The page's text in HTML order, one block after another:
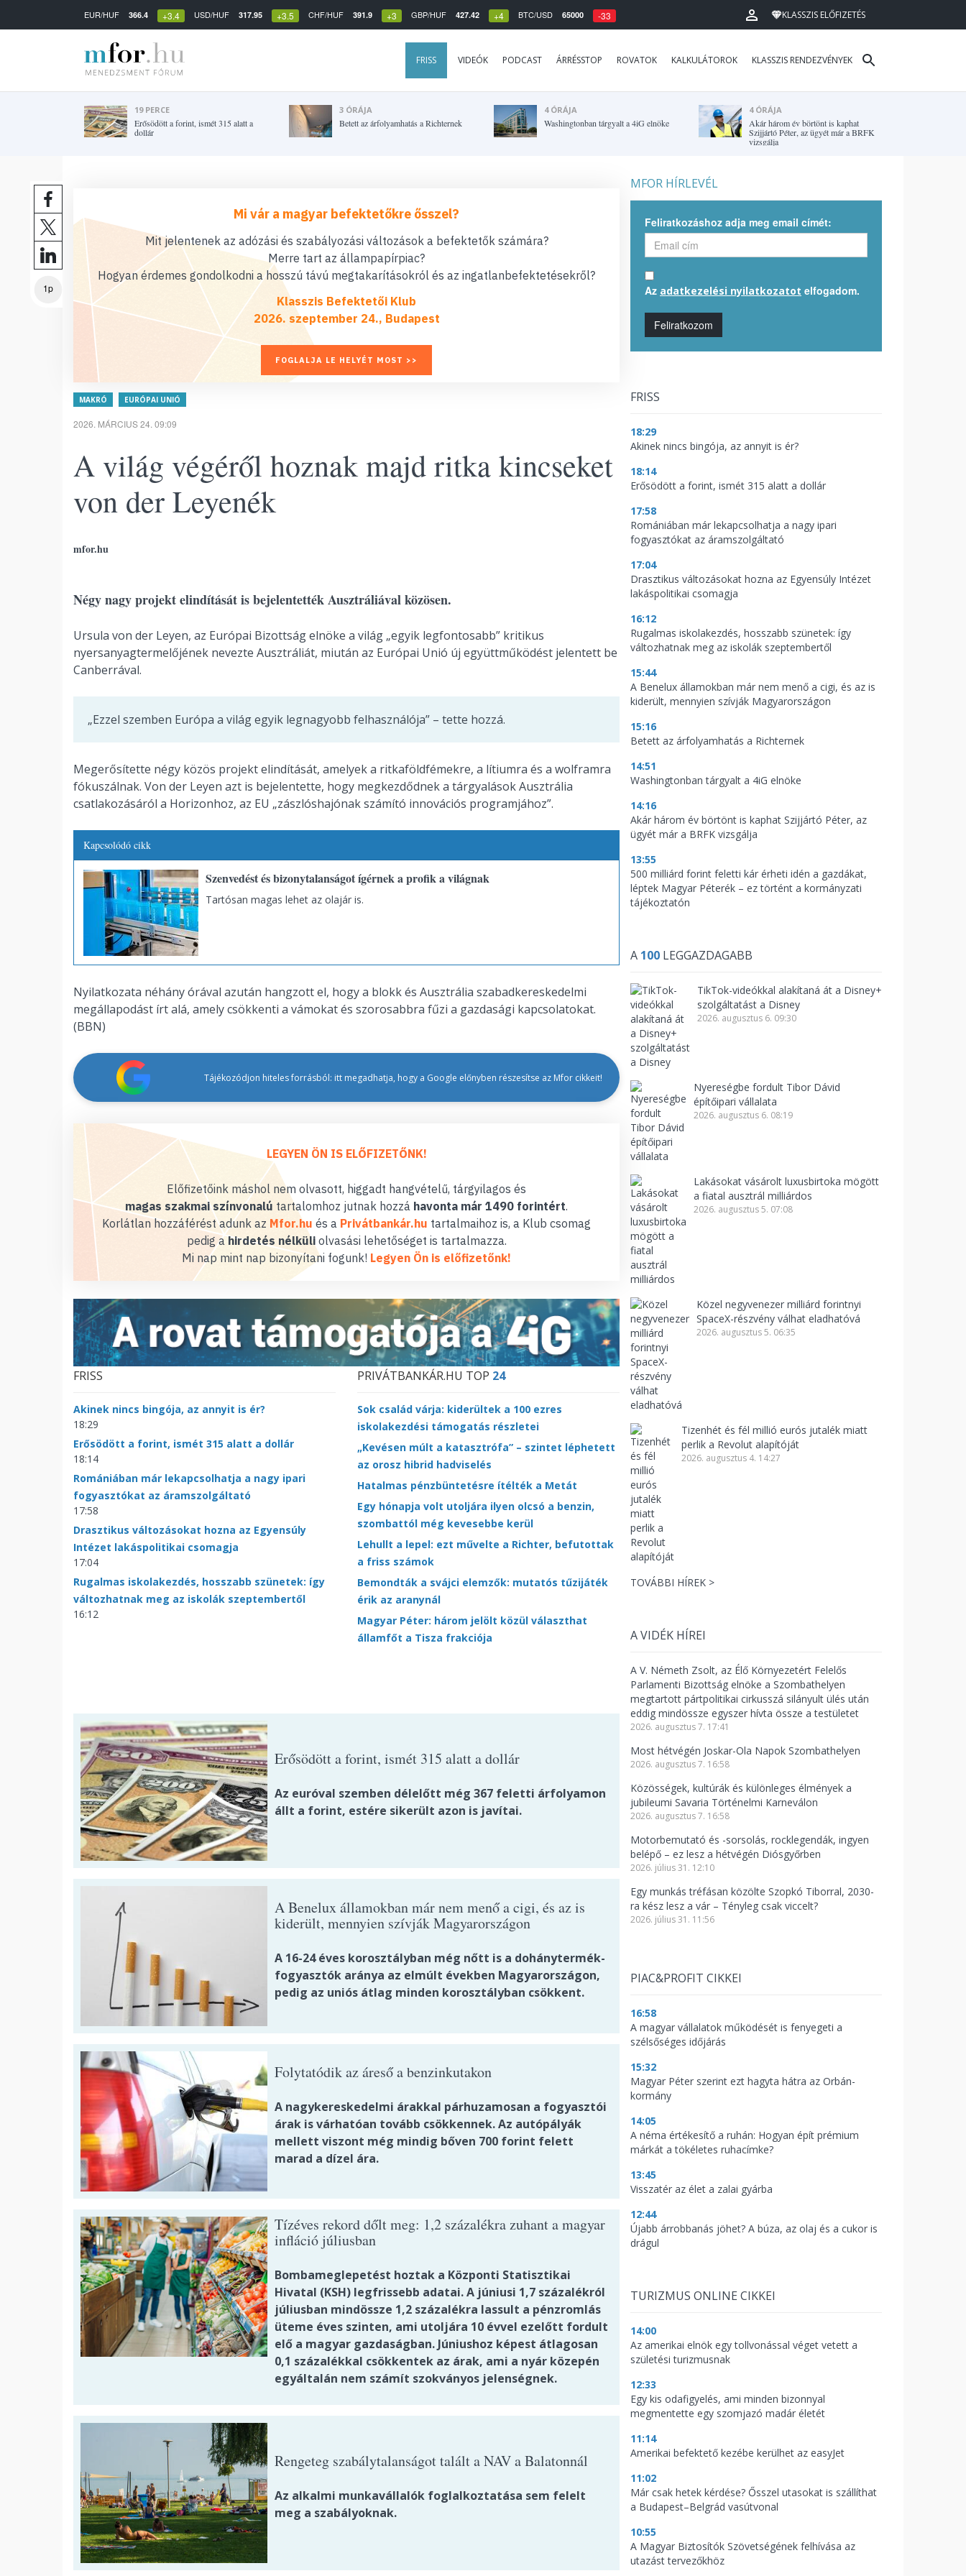
EUR/HUF 366.4 +3.4 USD/HUF 317.95 +3.5 CHF/HUF 391.9 +3 GBP/HUF 427.42 +4 BTC/USD 65000 -33 KLASSZIS ELŐFIZETÉS
FRISS VIDEÓK PODCAST ÁRRÉSSTOP ROVATOK KALKULÁTOROK KLASSZIS RENDEZVÉNYEK
19 PERCE
Erősödött a forint, ismét 315 alatt a
dollár
3 ÓRÁJA
Betett az árfolyamhatás a Richternek
4 ÓRÁJA
Washingtonban tárgyalt a 4iG elnöke
4 ÓRÁJA
Akár három év börtönt is kaphat
Szijjártó Péter, az ügyét már a BRFK
vizsgálja
1p
Mi vár a magyar befektetőkre ősszel?
Mit jelentenek az adózási és szabályozási változások a befektetők számára?
Merre tart az állampapírpiac?
Hogyan érdemes gondolkodni a hosszú távú megtakarításokról és az ingatlanbefektetésekről?
Klasszis Befektetői Klub
2026. szeptember 24., Budapest
FOGLALJA LE HELYÉT MOST >>
MAKRÓ EURÓPAI UNIÓ
2026. MÁRCIUS 24. 09:09
A világ végéről hoznak majd ritka kincseket
von der Leyenék
mfor.hu
Négy nagy projekt elindítását is bejelentették Ausztráliával közösen.
Ursula von der Leyen, az Európai Bizottság elnöke a világ „egyik legfontosabb” kritikus
nyersanyagtermelőjének nevezte Ausztráliát, miután az Európai Unió új együttműködést jelentett be
Canberrával.
„Ezzel szemben Európa a világ egyik legnagyobb felhasználója” – tette hozzá.
Megerősítette négy közös projekt elindítását, amelyek a ritkaföldfémekre, a lítiumra és a wolframra
fókuszálnak. Von der Leyen azt is bejelentette, hogy megkezdődnek a tárgyalások Ausztrália
csatlakozásáról a Horizonhoz, az EU „zászlóshajónak számító innovációs programjához”.
Kapcsolódó cikk
Szenvedést és bizonytalanságot ígérnek a profik a világnak
Tartósan magas lehet az olajár is.
Nyilatkozata néhány órával azután hangzott el, hogy a blokk és Ausztrália szabadkereskedelmi
megállapodást írt alá, amely csökkenti a vámokat és szorosabbra fűzi a gazdasági kapcsolatokat.
(BBN)
Tájékozódjon hiteles forrásból: itt megadhatja, hogy a Google előnyben részesítse az Mfor cikkeit!
LEGYEN ÖN IS ELŐFIZETŐNK!
Előfizetőink máshol nem olvasott, higgadt hangvételű, tárgyilagos és
magas szakmai színvonalú tartalomhoz jutnak hozzá havonta már 1490 forintért.
Korlátlan hozzáférést adunk az Mfor.hu és a Privátbankár.hu tartalmaihoz is, a Klub csomag
pedig ahirdetés nélküliolvasási lehetőséget is tartalmazza.
Mi nap mint nap bizonyítani fogunk! Legyen Ön is előfizetőnk!
FRISS
Akinek nincs bingója, az annyit is ér?
18:29
Erősödött a forint, ismét 315 alatt a dollár
18:14
Romániában már lekapcsolhatja a nagy ipari
fogyasztókat az áramszolgáltató
17:58
Drasztikus változásokat hozna az Egyensúly
Intézet lakáspolitikai csomagja
17:04
Rugalmas iskolakezdés, hosszabb szünetek: így
változhatnak meg az iskolák szeptembertől
16:12
PRIVÁTBANKÁR.HU TOP 24
Sok család várja: kiderültek a 100 ezres
iskolakezdési támogatás részletei
„Kevésen múlt a katasztrófa” – szintet léphetett
az orosz hibrid hadviselés
Hatalmas pénzbüntetésre ítélték a Metát
Egy hónapja volt utoljára ilyen olcsó a benzin,
szombattól még kevesebbe kerül
Lehullt a lepel: ezt művelte a Richter, befutottak
a friss számok
Bemondták a svájci elemzők: mutatós tűzijáték
érik az aranynál
Magyar Péter: három jelölt közül választhat
államfőt a Tisza frakciója
Erősödött a forint, ismét 315 alatt a dollár
Az euróval szemben délelőtt még 367 feletti árfolyamon
állt a forint, estére sikerült azon is javítai.
A Benelux államokban már nem menő a cigi, és az is
kiderült, mennyien szívják Magyarországon
A 16-24 éves korosztályban még nőtt is a dohánytermék-
fogyasztók aránya az elmúlt években Magyarországon,
pedig az uniós átlag minden korosztályban csökkent.
Folytatódik az áreső a benzinkutakon
A nagykereskedelmi árakkal párhuzamosan a fogyasztói
árak is várhatóan tovább csökkennek. Az autópályák
mellett viszont még mindig bőven 700 forint felett
marad a dízel ára.
Tízéves rekord dőlt meg: 1,2 százalékra zuhant a magyar
infláció júliusban
Bombameglepetést hoztak a Központi Statisztikai
Hivatal (KSH) legfrissebb adatai. A júniusi 1,7 százalékról
júliusban mindössze 1,2 százalékra lassult a pénzromlás
üteme éves szinten, ami utoljára 10 évvel ezelőtt fordult
elő a magyar gazdaságban. Júniushoz képest átlagosan
0,1 százalékkal csökkentek az árak, ami a nyár közepén
egyáltalán nem számít szokványos jelenségnek.
Rengeteg szabálytalanságot talált a NAV a Balatonnál
Az alkalmi munkavállalók foglalkoztatása sem felelt
meg a szabályoknak.
MFOR HÍRLEVÉL
Feliratkozáshoz adja meg email címét:
Az adatkezelési nyilatkozatot elfogadom.
Feliratkozom
FRISS
18:29
Akinek nincs bingója, az annyit is ér?
18:14
Erősödött a forint, ismét 315 alatt a dollár
17:58
Romániában már lekapcsolhatja a nagy ipari
fogyasztókat az áramszolgáltató
17:04
Drasztikus változásokat hozna az Egyensúly Intézet
lakáspolitikai csomagja
16:12
Rugalmas iskolakezdés, hosszabb szünetek: így
változhatnak meg az iskolák szeptembertől
15:44
A Benelux államokban már nem menő a cigi, és az is
kiderült, mennyien szívják Magyarországon
15:16
Betett az árfolyamhatás a Richternek
14:51
Washingtonban tárgyalt a 4iG elnöke
14:16
Akár három év börtönt is kaphat Szijjártó Péter, az
ügyét már a BRFK vizsgálja
13:55
500 milliárd forint feletti kár érheti idén a gazdákat,
léptek Magyar Péterék – ez történt a kormányzati
tájékoztatón
A 100 LEGGAZDAGABB
TikTok-videókkal alakítaná át a Disney+
szolgáltatást a Disney
2026. augusztus 6. 09:30
Nyereségbe fordult Tibor Dávid
építőipari vállalata
2026. augusztus 6. 08:19
Lakásokat vásárolt luxusbirtoka mögött
a fiatal ausztrál milliárdos
2026. augusztus 5. 07:08
Közel negyvenezer milliárd forintnyi
SpaceX-részvény válhat eladhatóvá
2026. augusztus 5. 06:35
Tizenhét és fél millió eurós jutalék miatt
perlik a Revolut alapítóját
2026. augusztus 4. 14:27
TOVÁBBI HÍREK >
A VIDÉK HÍREI
A V. Németh Zsolt, az Élő Környezetért Felelős
Parlamenti Bizottság elnöke a Szombathelyen
megtartott pártpolitikai cirkusszá silányult ülés után
eddig mindössze egyszer hívta össze a testületet
2026. augusztus 7. 17:41
Most hétvégén Joskar-Ola Napok Szombathelyen
2026. augusztus 7. 16:58
Közösségek, kultúrák és különleges élmények a
jubileumi Savaria Történelmi Karneválon
2026. augusztus 7. 16:58
Motorbemutató és -sorsolás, rocklegendák, ingyen
belépő – ez lesz a hétvégén Diósgyőrben
2026. július 31. 12:10
Egy munkás tréfásan közölte Szopkó Tiborral, 2030-
ra kész lesz a vár – Tényleg csak viccelt?
2026. július 31. 11:56
PIAC&PROFIT CIKKEI
16:58
A magyar vállalatok működését is fenyegeti a
szélsőséges időjárás
15:32
Magyar Péter szerint ezt hagyta hátra az Orbán-
kormány
14:05
A néma értékesítő a ruhán: Hogyan épít prémium
márkát a tökéletes ruhacímke?
13:45
Visszatér az élet a zalai gyárba
12:44
Újabb árrobbanás jöhet? A búza, az olaj és a cukor is
drágul
TURIZMUS ONLINE CIKKEI
14:00
Az amerikai elnök egy tollvonással véget vetett a
születési turizmusnak
12:33
Egy kis odafigyelés, ami minden bizonnyal
megmentette egy szomjazó madár életét
11:14
Amerikai befektető kezébe kerülhet az easyJet
11:02
Már csak hetek kérdése? Ősszel utasokat is szállíthat
a Budapest–Belgrád vasútvonal
10:55
A Magyar Biztosítók Szövetségének felhívása az
utazást tervezőkhöz